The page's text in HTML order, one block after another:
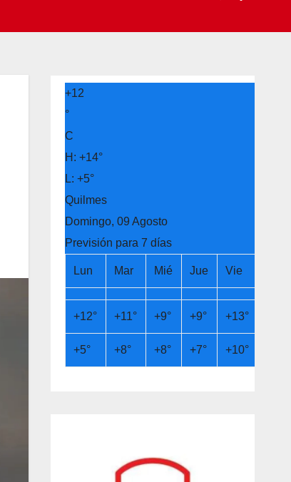
+12
°
C
H: +14°
L: +5°
Quilmes
Domingo, 09 Agosto
Previsión para 7 días
Lun Mar Mié Jue Vie
+12° +11° +9° +9° +13°
+5° +8° +8° +7° +10°